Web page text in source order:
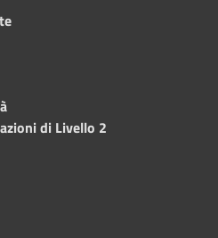
di Livello 2